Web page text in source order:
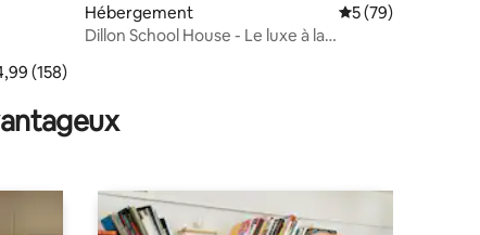
moyenne sur la base de 158 commentaires : 4,99 sur 5
(158)
Hébergement Évaluation
5 (79)
Dillon School House - Le luxe à la